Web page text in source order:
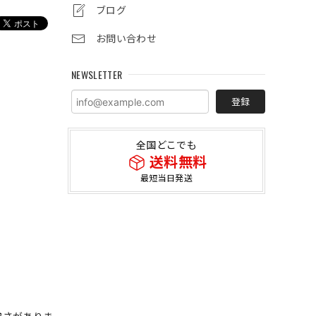
ブログ
お問い合わせ
NEWSLETTER
登録
全国どこでも
送料無料
最短当日発送